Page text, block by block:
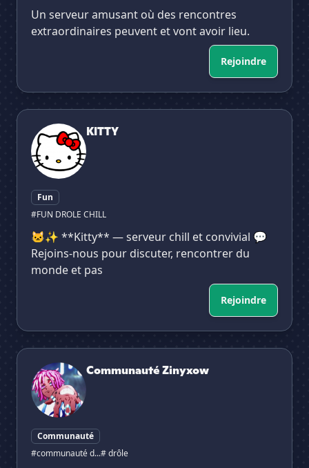
Un serveur amusant où des rencontres
extraordinaires peuvent et vont avoir lieu.
Rejoindre
KITTY
KITTY
Fun
#FUN DROLE CHILL
🐱✨ **Kitty** — serveur chill et convivial 💬
Rejoins-nous pour discuter, rencontrer du
monde et pas
Rejoindre
Communauté Zinyxow
Communauté Zinyxow
Communauté
#communauté d...# drôle